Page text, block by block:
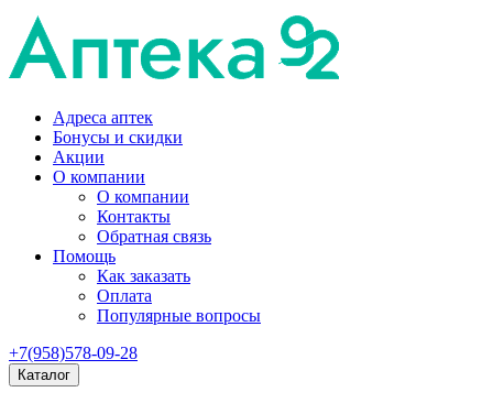
Адреса аптек
Бонусы и скидки
Акции
О компании
О компании
Контакты
Обратная связь
Помощь
Как заказать
Оплата
Популярные вопросы
+7(958)578-09-28
Каталог